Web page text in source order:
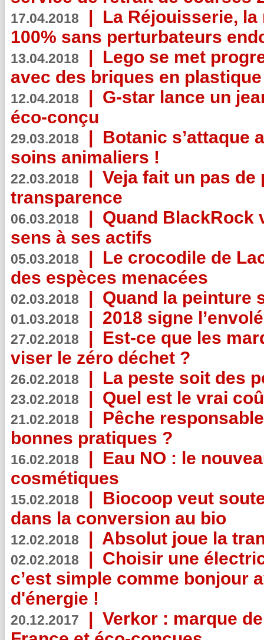
17.04.2018 | La Réjouisserie,
100% sans perturbateurs
13.04.2018 | Lego se met
avec des briques en
12.04.2018 | G-star lance un
éco-conçu
29.03.2018 | Botanic s’attaque
soins animaliers !
22.03.2018 | Veja fait un pas de
transparence
06.03.2018 | Quand BlackRock
sens à ses actifs
05.03.2018 | Le crocodile de
des espèces menacées
02.03.2018 | Quand la peinture
01.03.2018 | 2018 signe
27.02.2018 | Est-ce que les
viser le zéro déchet ?
26.02.2018 | La peste soit des
23.02.2018 | Quel est le vrai
21.02.2018 | Pêche
bonnes pratiques ?
16.02.2018 | Eau NO : le
cosmétiques
15.02.2018 | Biocoop veut
dans la conversion au bio
12.02.2018 | Absolut joue la
02.02.2018 | Choisir une
c’est simple comme bonjour
d'énergie !
20.12.2017 | Verkor : marque